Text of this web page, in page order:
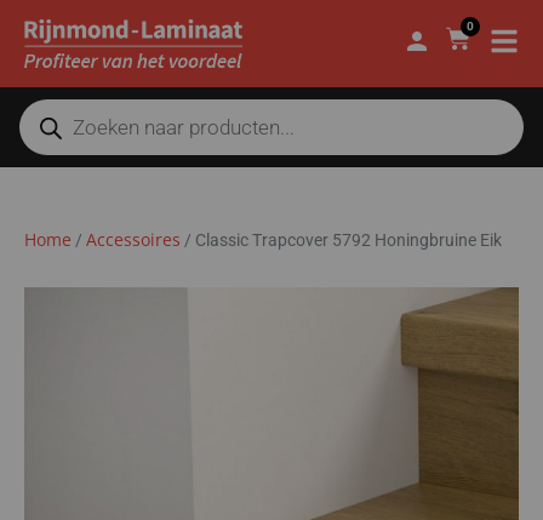
0
Home / Accessoires / Classic Trapcover 5792 Honingbruine Eik